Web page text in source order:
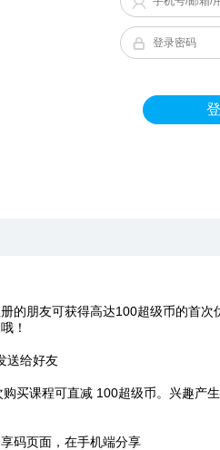
的朋友可获得高达100超级币的首
！
送给好友
购买课程可直减 100超级币。兴趣产
码页面，在手机端分享